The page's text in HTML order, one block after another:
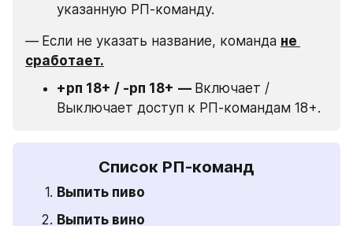
указанную РП-команду.
— Если не указать название, команда не
сработает.
+рп 18+ / -рп 18+ — Включает /
Выключает доступ к РП-командам 18+.
Список РП-команд
Выпить пиво
Выпить вино